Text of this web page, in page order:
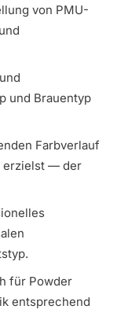
von PMU-
und Brauentyp
Farbverlauf
erzielst — der
für Powder
entsprechend